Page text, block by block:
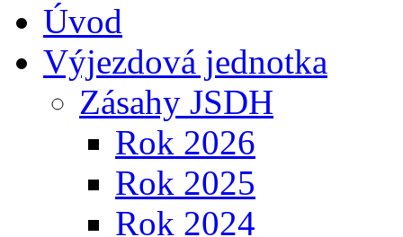
Úvod
Výjezdová jednotka
Zásahy JSDH
Rok 2026
Rok 2025
Rok 2024